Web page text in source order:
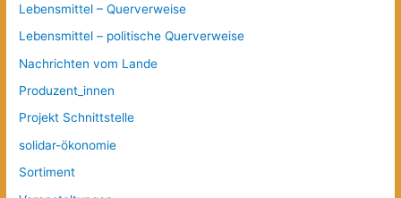
Lebensmittel – Querverweise
Lebensmittel – politische Querverweise
Nachrichten vom Lande
Produzent_innen
Projekt Schnittstelle
solidar-ökonomie
Sortiment